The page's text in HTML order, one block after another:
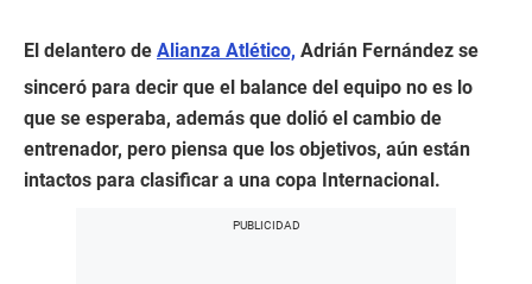
El delantero de Alianza Atlético, Adrián Fernández se
sinceró para decir que el balance del equipo no es lo
que se esperaba, además que dolió el cambio de
entrenador, pero piensa que los objetivos, aún están
intactos para clasificar a una copa Internacional.